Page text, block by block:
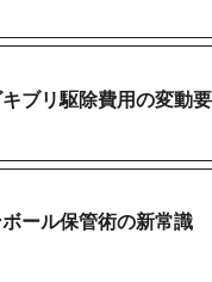
ブリ駆除費用の変動
ール保管術の新常識